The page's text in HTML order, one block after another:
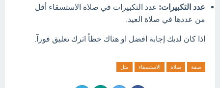
عدد التكبيرات: عدد التكبيرات في صلاة الاستسقاء أقل
من عددها في صلاة العيد.
اذا كان لديك إجابة افضل او هناك خطأ اترك تعليق فورآ.
صفة صلاة الاستسقاء مثل